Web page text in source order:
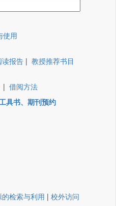
使用
读报告 | 教授推荐书目
| 借阅方法
具书、期刊预约
检索与利用 | 校外访问